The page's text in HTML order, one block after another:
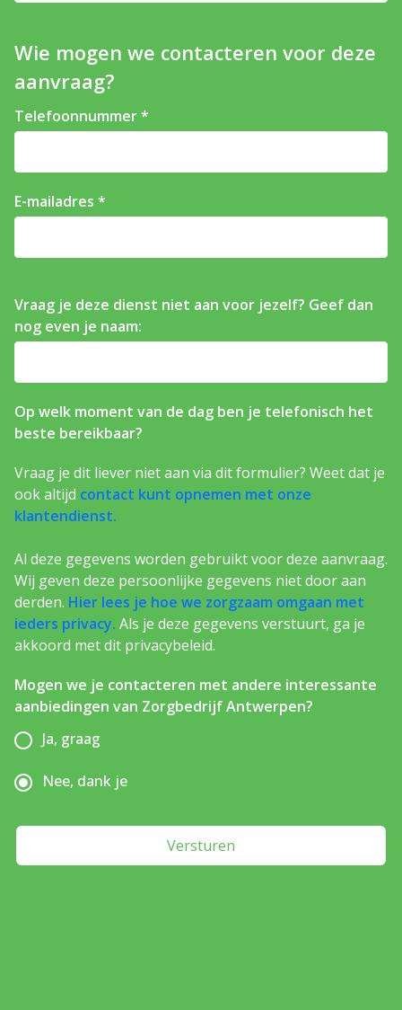
Wie mogen we contacteren voor deze
aanvraag?
Telefoonnummer
E-mailadres
Vraag je deze dienst niet aan voor jezelf? Geef dan
nog even je naam:
Op welk moment van de dag ben je telefonisch het
beste bereikbaar?
Vraag je dit liever niet aan via dit formulier? Weet dat je
ook altijd contact kunt opnemen met onze
klantendienst.
Al deze gegevens worden gebruikt voor deze aanvraag.
Wij geven deze persoonlijke gegevens niet door aan
derden. Hier lees je hoe we zorgzaam omgaan met
ieders privacy. Als je deze gegevens verstuurt, ga je
akkoord met dit privacybeleid.
Mogen we je contacteren met andere interessante
aanbiedingen van Zorgbedrijf Antwerpen?
Ja, graag
Nee, dank je
Versturen